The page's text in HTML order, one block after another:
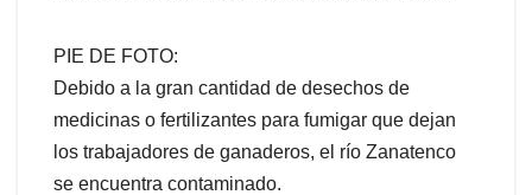
PIE DE FOTO:
Debido a la gran cantidad de desechos de
medicinas o fertilizantes para fumigar que dejan
los trabajadores de ganaderos, el río Zanatenco
se encuentra contaminado.